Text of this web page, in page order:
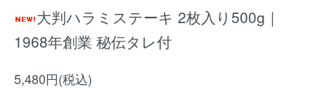
大判ハラミステーキ 2枚入り500g｜
1968年創業 秘伝タレ付
5,480円(税込)